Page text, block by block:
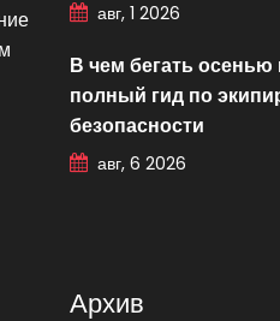
авг, 1 2026
В чем бегать
полный гид по
безопасности
авг, 6 2026
Архив